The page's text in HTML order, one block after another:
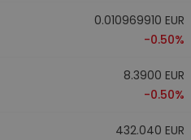
0.010969910 EUR
-0.50%
8.3900 EUR
-0.50%
432.040 EUR